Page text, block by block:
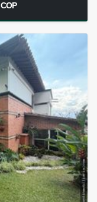
COP